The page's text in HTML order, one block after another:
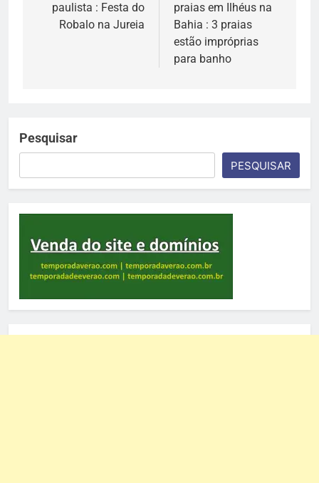
Post
paulista : Festa do
Robalo na Jureia
praias em Ilhéus na
Bahia : 3 praias
estão impróprias
para banho
Pesquisar
PESQUISAR